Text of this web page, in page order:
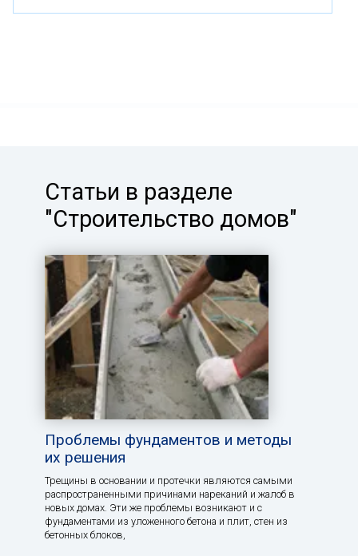
Статьи в разделе
"Строительство домов"
Проблемы фундаментов и методы
их решения
Трещины в основании и протечки являются самыми
распространенными причинами нареканий и жалоб в
новых домах. Эти же проблемы возникают и с
фундаментами из уложенного бетона и плит, стен из
бетонных блоков,